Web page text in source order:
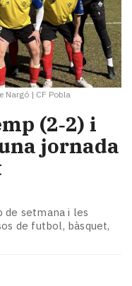
Nargó | CF Pobla
(2‑2) i
jornada
de setmana i les
de futbol, bàsquet,